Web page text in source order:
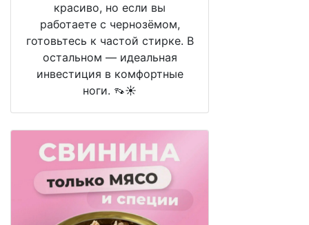
красиво, но если вы
работаете с чернозёмом,
готовьтесь к частой стирке. В
остальном — идеальная
инвестиция в комфортные
ноги. 👡☀️